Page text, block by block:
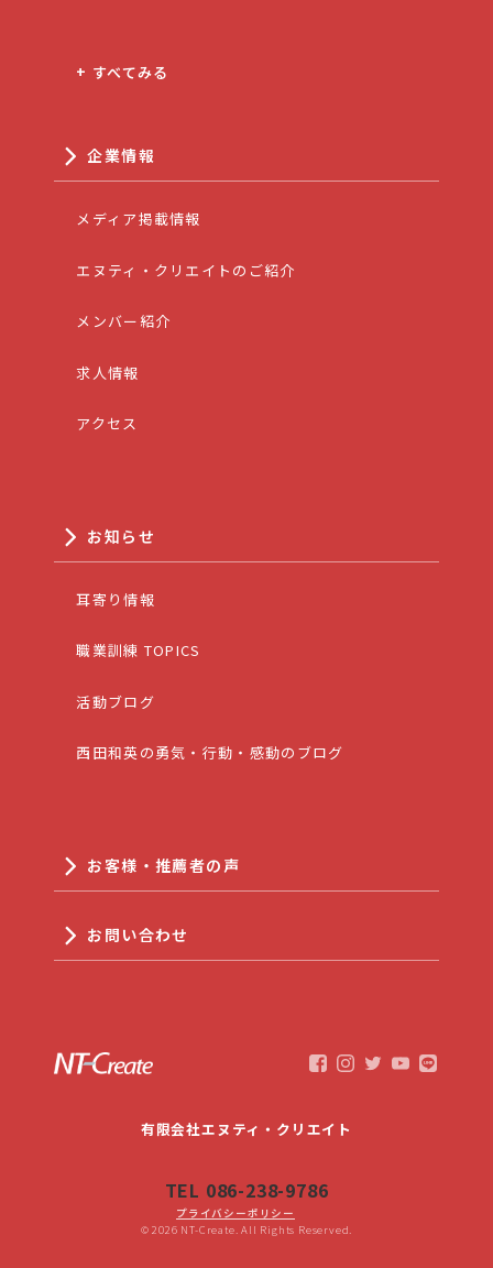
+ すべてみる
企業情報
メディア掲載情報
エヌティ・クリエイトのご紹介
メンバー紹介
求人情報
アクセス
お知らせ
耳寄り情報
職業訓練 TOPICS
活動ブログ
西田和英の勇気・行動・感動のブログ
お客様・推薦者の声
お問い合わせ
有限会社エヌティ・クリエイト
TEL 086-238-9786
プライバシーポリシー
© 2026 NT-Create. All Rights Reserved.